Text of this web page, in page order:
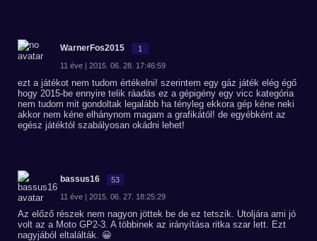
WarnerFos2015 1
11 éve | 2015. 06. 28. 17:46:59
ezt a játékot nem tudom értékelni! szerintem egy gáz játék elég égő
hogy 2015-be ennyire telik ráadás ez a gépigény egy vicc kategória
nem tudom mit gondoltak legalább ha tényleg ekkora gép kéne neki
akkor nem kéne elhánynom magam a grafikától! de egyébként az
egész játéktól szabályosan okádni lehet!
bassus16 53
11 éve | 2015. 06. 27. 18:25:29
Az előző részek nem nagyon jöttek be de ez tetszik. Utoljára ami jó
volt az a Moto GP2-3. A többinek az irányítása ritka szar lett. Ezt
nagyjából eltalálták. 😀